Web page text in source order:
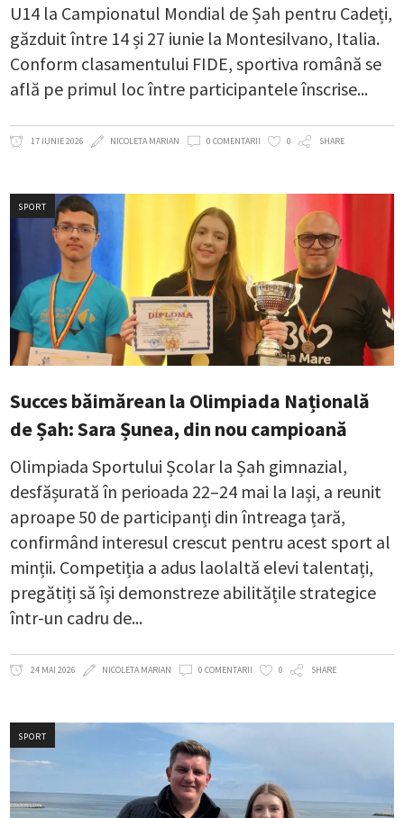
U14 la Campionatul Mondial de Șah pentru Cadeți,
găzduit între 14 și 27 iunie la Montesilvano, Italia.
Conform clasamentului FIDE, sportiva română se
află pe primul loc între participantele înscrise
17 IUNIE 2026 NICOLETA MARIAN 0 COMENTARII 0 SHARE
SPORT
Succes băimărean la Olimpiada Națională
de Șah: Sara Șunea, din nou campioană
Olimpiada Sportului Școlar la Șah gimnazial,
desfășurată în perioada 22–24 mai la Iași, a reunit
aproape 50 de participanți din întreaga țară,
confirmând interesul crescut pentru acest sport al
minții. Competiția a adus laolaltă elevi talentați,
pregătiți să își demonstreze abilitățile strategice
într-un cadru de
24 MAI 2026 NICOLETA MARIAN 0 COMENTARII 0 SHARE
SPORT